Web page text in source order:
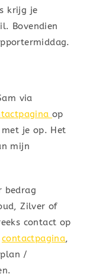
krijg je
Bovendien
via
op
je op. Het
mijn
bedrag
Zilver of
contact op
contactpagina,
/